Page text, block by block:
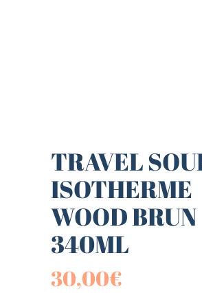
TRAVEL
ISOTHERME
WOOD BRUN
340ML
30,00€